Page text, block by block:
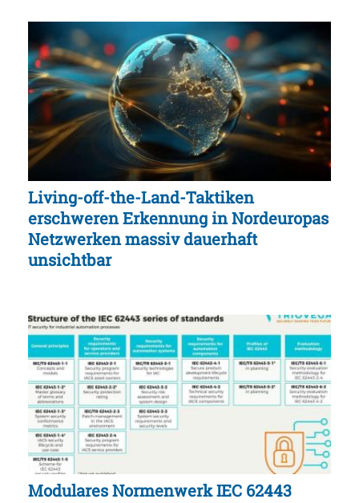
Living-off-the-Land-Taktiken
erschweren Erkennung in Nordeuropas
Netzwerken massiv dauerhaft
unsichtbar
Modulares Normenwerk IEC 62443